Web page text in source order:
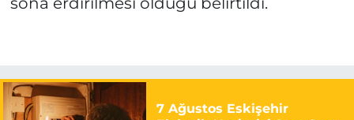
7 Ağustos Eskişehir